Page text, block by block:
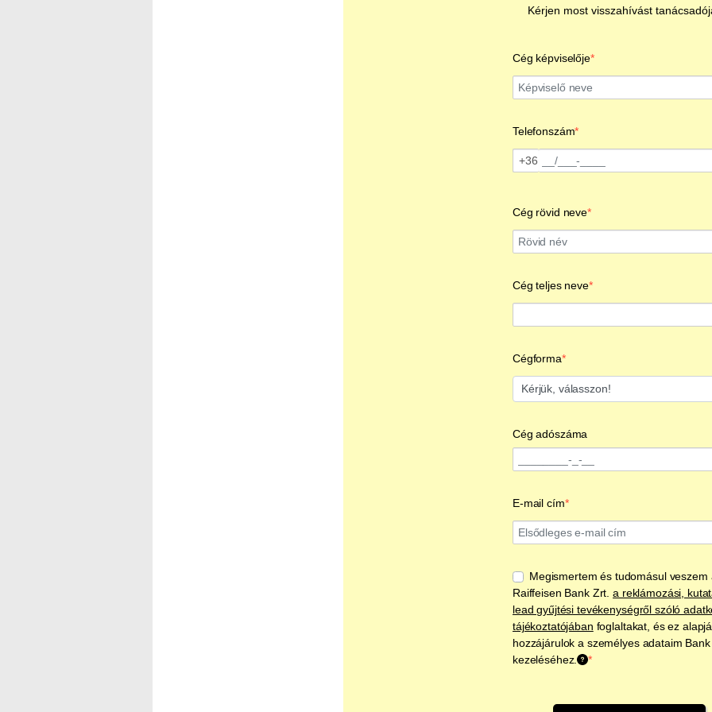
Kérjen most visszahívást
Cég képviselője
Telefonszám
+36
Telefonszám
Cég rövid neve
Cég teljes neve
Cégforma
Cégforma
Cég adószáma
E-mail cím
Megismertem és tudomásul veszem
Raiffeisen Bank Zrt.a reklámozási,
lead gyűjtési tevékenységről szóló
tájékoztatójában foglaltakat, és ez
hozzájárulok a személyes adataim
kezeléséhez.